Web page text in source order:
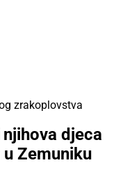
zrakoplovstva
djeca
Zemuniku